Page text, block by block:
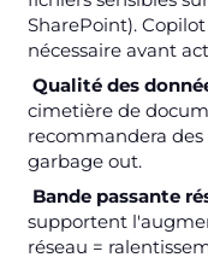
SharePoint).
nécessaire avant
Qualité des
cimetière de
recommandera des
garbage out.
Bande passante
supportent
réseau =